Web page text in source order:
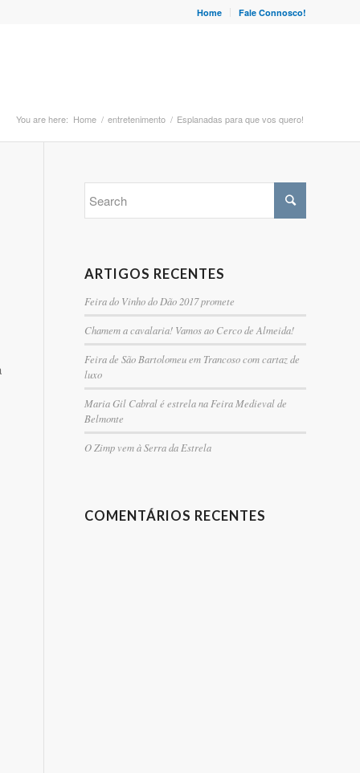
Home Fale Connosco!
You are here: Home / entretenimento / Esplanadas para que vos quero!
ARTIGOS RECENTES
Feira do Vinho do Dão 2017 promete
Chamem a cavalaria! Vamos ao Cerco de Almeida!
Feira de São Bartolomeu em Trancoso com cartaz de
luxo
Maria Gil Cabral é estrela na Feira Medieval de
Belmonte
O Zimp vem à Serra da Estrela
COMENTÁRIOS RECENTES